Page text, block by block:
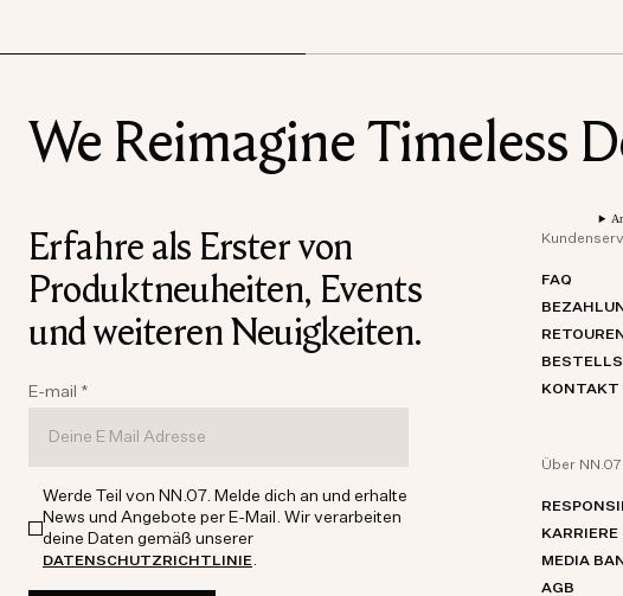
We Reimagine Timeless
Erfahre als Erster von
Produktneuheiten, Events
und weiteren Neuigkeiten.
E-mail *
Werde Teil von NN.07. Melde dich an und erhalte
News und Angebote per E-Mail. Wir verarbeiten
deine Daten gemäß unserer
DATENSCHUTZRICHTLINIE.
FAQ
KONTAKT
Über NN.07
KARRIERE
MEDIA
AGB